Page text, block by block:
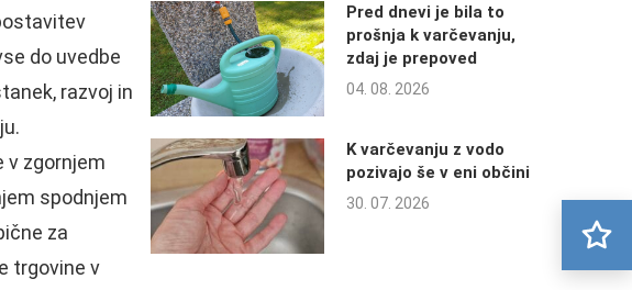
do uvedbe
razvoj in
v zgornjem
spodnjem
za
trgovine v
Pred dnevi je bila to
prošnja k varčevanju,
zdaj je prepoved
04. 08. 2026
K varčevanju z vodo
pozivajo še v eni občini
30. 07. 2026